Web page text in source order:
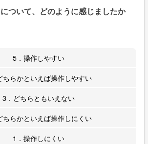
ついて、どのように感じましたか
5．操作しやすい
ちらかといえば操作しやすい
3．どちらともいえない
ちらかといえば操作しにくい
1．操作しにくい